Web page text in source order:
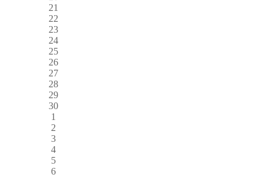
21
22
23
24
25
26
27
28
29
30
1
2
3
4
5
6